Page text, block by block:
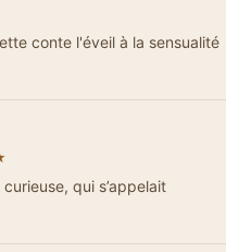
conte l'éveil à la sensualité
qui s’appelait